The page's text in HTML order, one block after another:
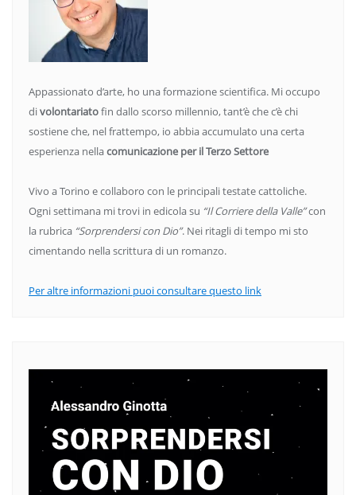
Appassionato d’arte, ho una formazione scientifica. Mi occupo
divolontariatofin dallo scorso millennio, tant’è che c’è chi
sostiene che, nel frattempo, io abbia accumulato una certa
esperienza nellacomunicazione per il Terzo Settore
Vivo a Torino e collaboro con le principali testate cattoliche.
Ogni settimana mi trovi in edicola su “Il Corriere della Valle”con
la rubrica “Sorprendersi con Dio”. Nei ritagli di tempo mi sto
cimentando nella scrittura di un romanzo.
Per altre informazioni puoi consultare questo link